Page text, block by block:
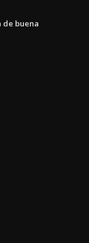
de buena